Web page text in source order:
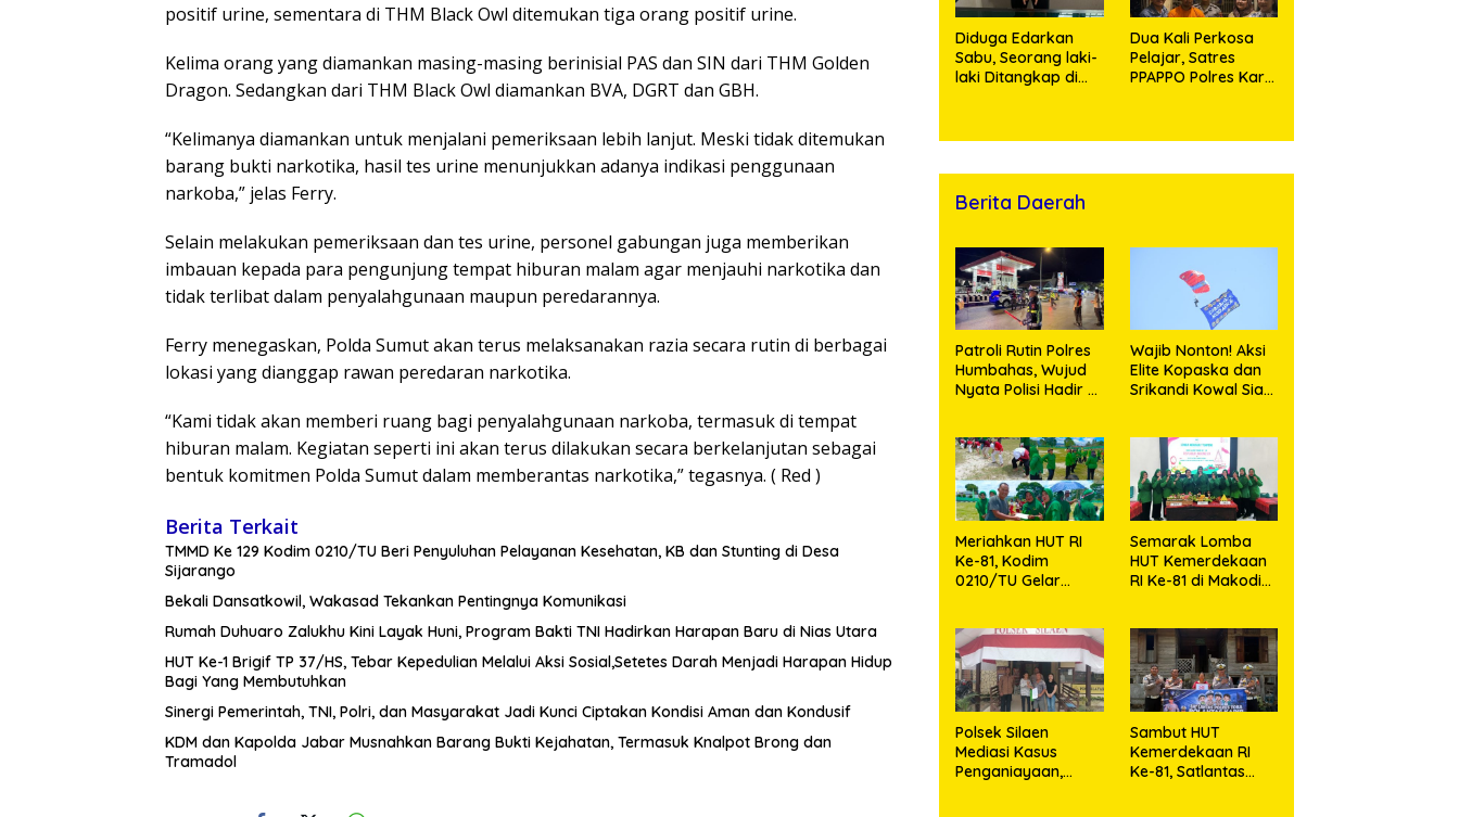
positif urine, sementara di THM Black Owl ditemukan tiga orang positif urine.
Kelima orang yang diamankan masing-masing berinisial PAS dan SIN dari THM Golden
Dragon. Sedangkan dari THM Black Owl diamankan BVA, DGRT dan GBH.
“Kelimanya diamankan untuk menjalani pemeriksaan lebih lanjut. Meski tidak ditemukan
barang bukti narkotika, hasil tes urine menunjukkan adanya indikasi penggunaan
narkoba,” jelas Ferry.
Selain melakukan pemeriksaan dan tes urine, personel gabungan juga memberikan
imbauan kepada para pengunjung tempat hiburan malam agar menjauhi narkotika dan
tidak terlibat dalam penyalahgunaan maupun peredarannya.
Ferry menegaskan, Polda Sumut akan terus melaksanakan razia secara rutin di berbagai
lokasi yang dianggap rawan peredaran narkotika.
“Kami tidak akan memberi ruang bagi penyalahgunaan narkoba, termasuk di tempat
hiburan malam. Kegiatan seperti ini akan terus dilakukan secara berkelanjutan sebagai
bentuk komitmen Polda Sumut dalam memberantas narkotika,” tegasnya. ( Red )
Berita Terkait
TMMD Ke 129 Kodim 0210/TU Beri Penyuluhan Pelayanan Kesehatan, KB dan Stunting di Desa
Sijarango
Bekali Dansatkowil, Wakasad Tekankan Pentingnya Komunikasi
Rumah Duhuaro Zalukhu Kini Layak Huni, Program Bakti TNI Hadirkan Harapan Baru di Nias Utara
HUT Ke-1 Brigif TP 37/HS, Tebar Kepedulian Melalui Aksi Sosial,Setetes Darah Menjadi Harapan Hidup
Bagi Yang Membutuhkan
Sinergi Pemerintah, TNI, Polri, dan Masyarakat Jadi Kunci Ciptakan Kondisi Aman dan Kondusif
KDM dan Kapolda Jabar Musnahkan Barang Bukti Kejahatan, Termasuk Knalpot Brong dan
Tramadol
Diduga Edarkan
Sabu, Seorang laki-
laki Ditangkap di
Klip
Dua Kali Perkosa
Pelajar, Satres
PPAPPO Polres Karo
Berita Daerah
Patroli Rutin Polres
Humbahas, Wujud
Nyata Polisi Hadir di
Wajib Nonton! Aksi
Elite Kopaska dan
Srikandi Kowal Siap
Meriahkan HUT RI
Ke-81, Kodim
0210/TU Gelar
Semarak Lomba
HUT Kemerdekaan
RI Ke-81 di Makodim
Polsek Silaen
Mediasi Kasus
Penganiayaan,
Sambut HUT
Kemerdekaan RI
Ke-81, Satlantas